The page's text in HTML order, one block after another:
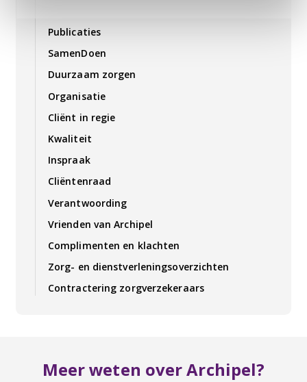
Publicaties
SamenDoen
Duurzaam zorgen
Organisatie
Cliënt in regie
Kwaliteit
Inspraak
Cliëntenraad
Verantwoording
Vrienden van Archipel
Complimenten en klachten
Zorg- en dienstverleningsoverzichten
Contractering zorgverzekeraars
Meer weten over Archipel?